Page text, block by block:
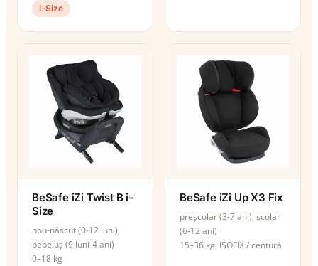
i-Size
BeSafe iZi Twist B i-
Size
nou-născut (0-12 luni),
bebeluș (9 luni-4 ani)
0–18 kg
BeSafe iZi Up X3 Fix
preșcolar (3-7 ani), școlar
(6-12 ani)
15–36 kg ISOFIX / centură